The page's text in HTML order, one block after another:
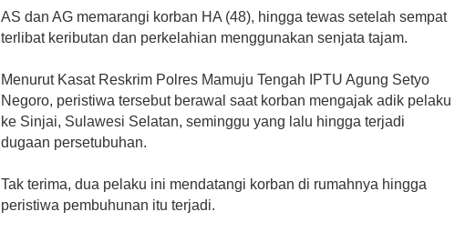
AS dan AG memarangi korban HA (48), hingga tewas setelah sempat
terlibat keributan dan perkelahian menggunakan senjata tajam.
Menurut Kasat Reskrim Polres Mamuju Tengah IPTU Agung Setyo
Negoro, peristiwa tersebut berawal saat korban mengajak adik pelaku
ke Sinjai, Sulawesi Selatan, seminggu yang lalu hingga terjadi
dugaan persetubuhan.
Tak terima, dua pelaku ini mendatangi korban di rumahnya hingga
peristiwa pembuhunan itu terjadi.